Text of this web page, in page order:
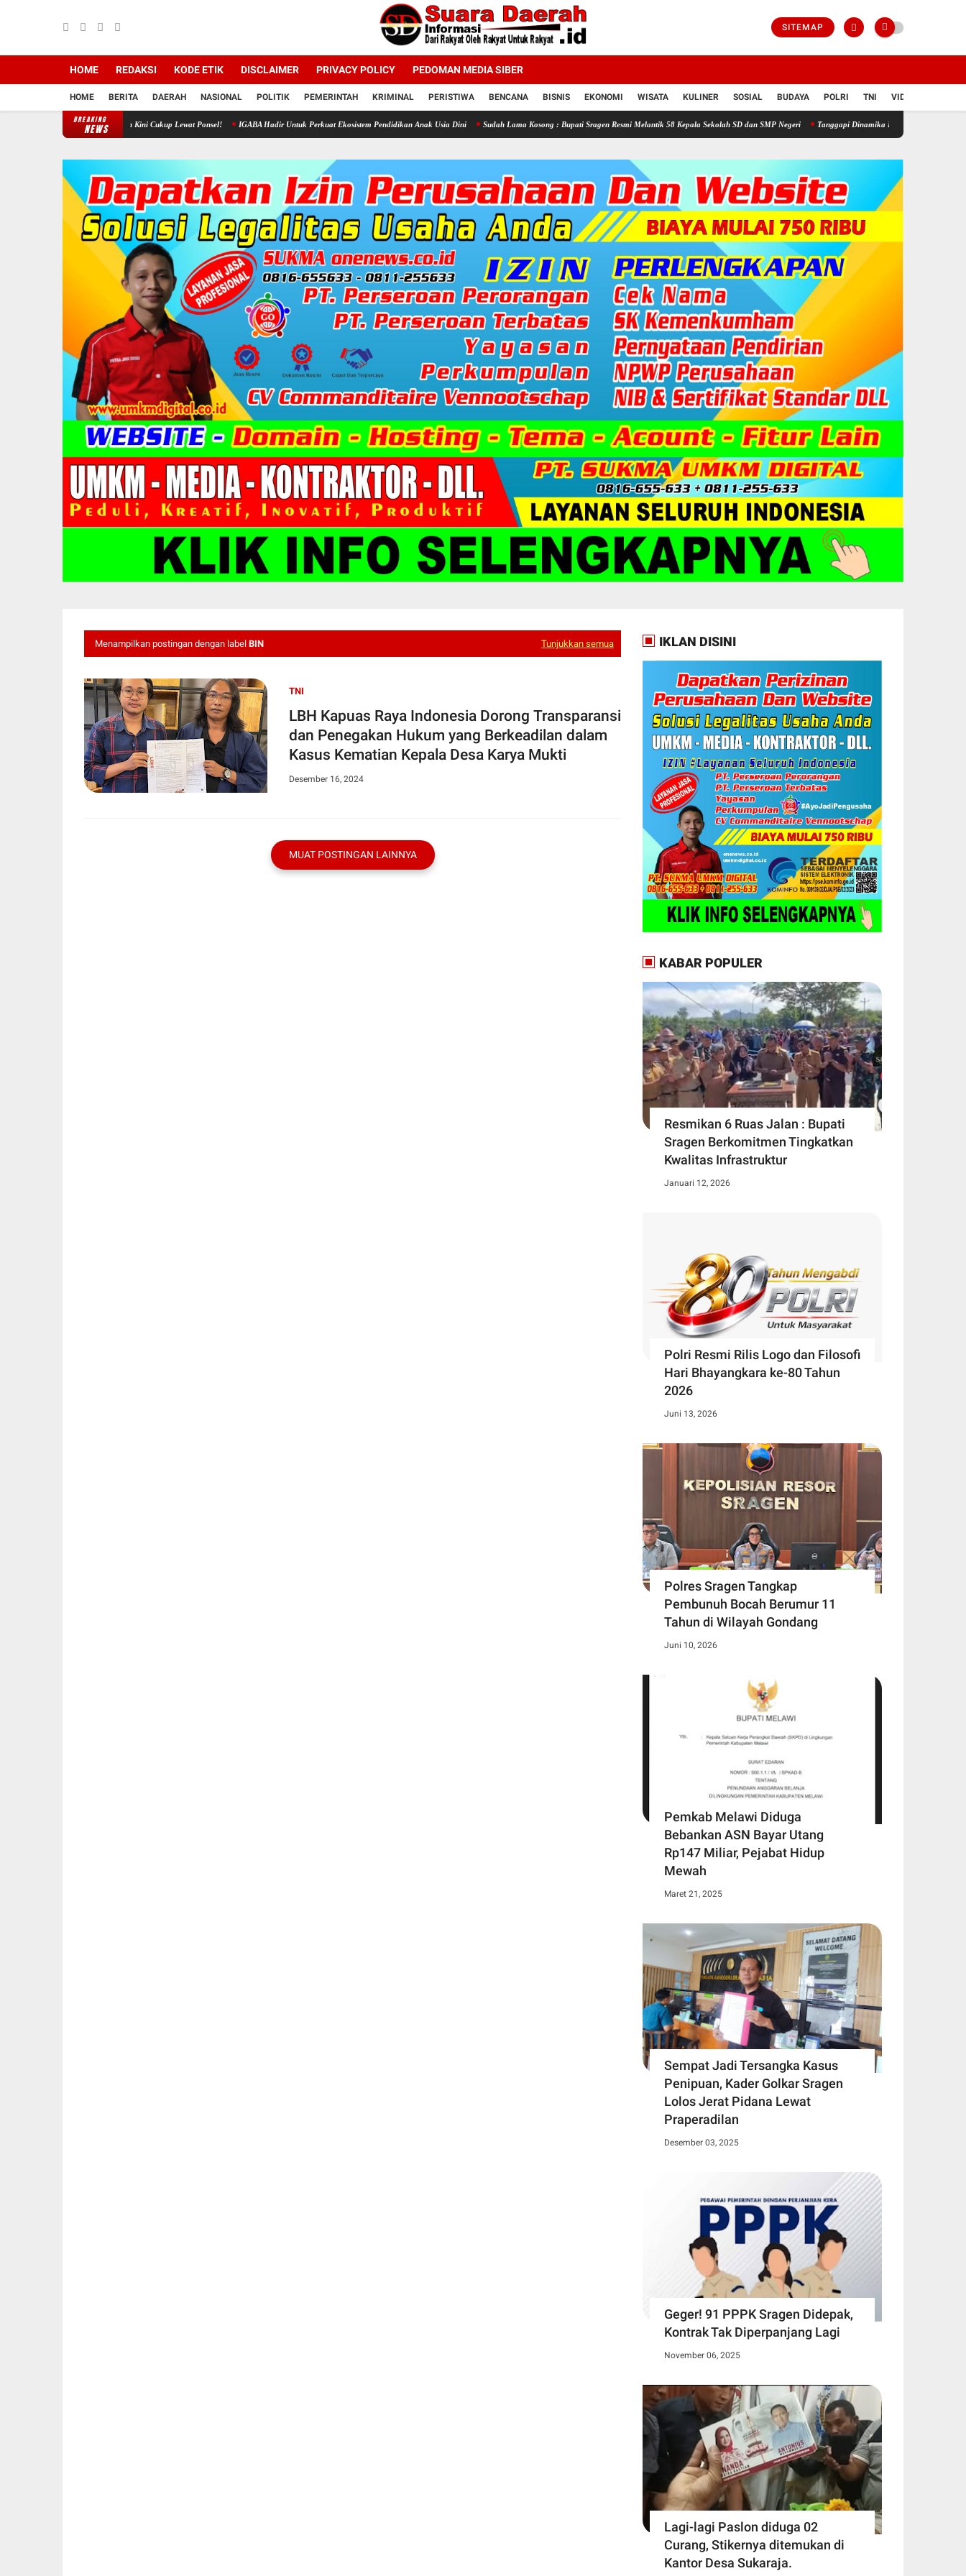
SITEMAP
HOME REDAKSI KODE ETIK DISCLAIMER PRIVACY POLICY PEDOMAN MEDIA SIBER
HOME BERITA DAERAH NASIONAL POLITIK PEMERINTAH KRIMINAL PERISTIWA BENCANA BISNIS EKONOMI WISATA KULINER SOSIAL BUDAYA POLRI TNI VIDIO
BREAKING
NEWS
Bansos Rumah Ibadah Kini Cukup Lewat Ponsel! IGABA Hadir Untuk Perkuat Ekosistem Pendidikan Anak Usia Dini Sudah Lama Kosong : Bupati Sragen Resmi Melantik 58 Kepala Sekolah SD dan SMP Negeri Tanggapi Dinamika Pemilihan BPD, Dinas PMD
Menampilkan postingan dengan label BIN Tunjukkan semua
TNI
LBH Kapuas Raya Indonesia Dorong Transparansi
dan Penegakan Hukum yang Berkeadilan dalam
Kasus Kematian Kepala Desa Karya Mukti
Desember 16, 2024
MUAT POSTINGAN LAINNYA
IKLAN DISINI
KABAR POPULER
Resmikan 6 Ruas Jalan : Bupati
Sragen Berkomitmen Tingkatkan
Kwalitas Infrastruktur
Januari 12, 2026
Polri Resmi Rilis Logo dan Filosofi
Hari Bhayangkara ke-80 Tahun
2026
Juni 13, 2026
Polres Sragen Tangkap
Pembunuh Bocah Berumur 11
Tahun di Wilayah Gondang
Juni 10, 2026
Pemkab Melawi Diduga
Bebankan ASN Bayar Utang
Rp147 Miliar, Pejabat Hidup
Mewah
Maret 21, 2025
Sempat Jadi Tersangka Kasus
Penipuan, Kader Golkar Sragen
Lolos Jerat Pidana Lewat
Praperadilan
Desember 03, 2025
Geger! 91 PPPK Sragen Didepak,
Kontrak Tak Diperpanjang Lagi
November 06, 2025
Lagi-lagi Paslon diduga 02
Curang, Stikernya ditemukan di
Kantor Desa Sukaraja.